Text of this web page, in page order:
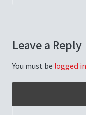
Leave a Reply
You must be logged in